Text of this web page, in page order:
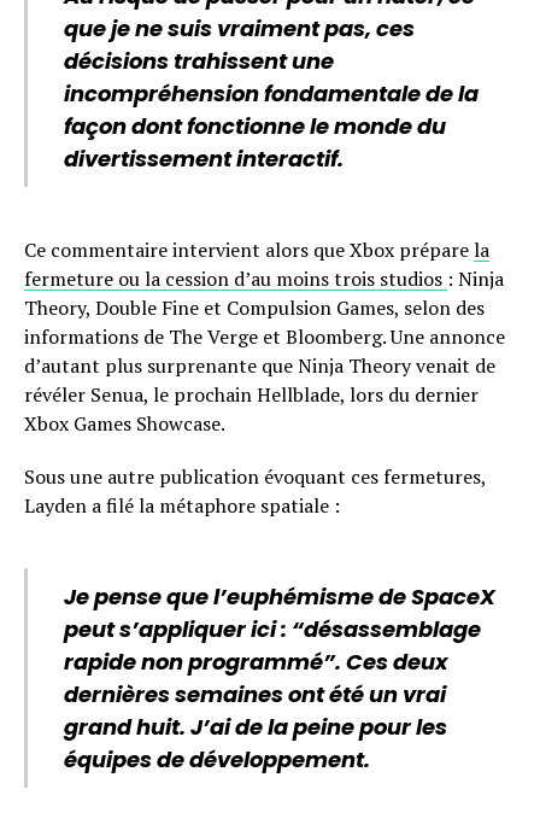
que je ne suis vraiment pas, ces
décisions trahissent une
incompréhension fondamentale de la
façon dont fonctionne le monde du
divertissement interactif.
Ce commentaire intervient alors que Xbox préparela
fermeture ou la cession d’au moins trois studios : Ninja
Theory, Double Fine et Compulsion Games, selon des
informations de The Verge et Bloomberg. Une annonce
d’autant plus surprenante que Ninja Theory venait de
révéler Senua, le prochain Hellblade, lors du dernier
Xbox Games Showcase.
Sous une autre publication évoquant ces fermetures,
Layden a filé la métaphore spatiale :
Je pense que l’euphémisme de SpaceX
peut s’appliquer ici : “désassemblage
rapide non programmé”. Ces deux
dernières semaines ont été un vrai
grand huit. J’ai de la peine pour les
équipes de développement.